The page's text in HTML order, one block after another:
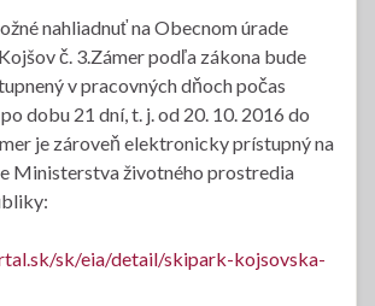
nahliadnuť na Obecnom úrade
č. 3.Zámer podľa zákona bude
v pracovných dňoch počas
dobu 21 dní, t. j. od 20. 10. 2016 do
je zároveň elektronicky prístupný na
Ministerstva životného prostredia
sk/eia/detail/skipark-kojsovska-